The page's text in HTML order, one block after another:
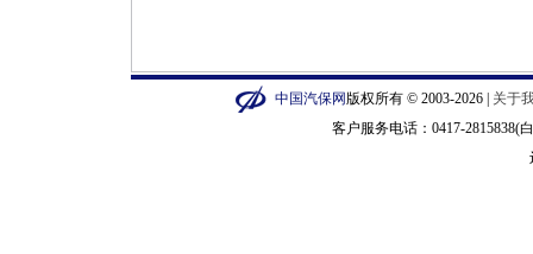
中国汽保网版权所有 © 2003-2026 | 关于
客户服务电话：0417-